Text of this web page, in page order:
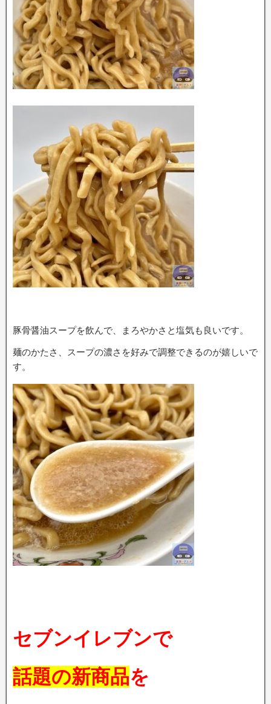
豚骨醤油スープを飲んで、まろやかさと塩気も良いです。
麺のかたさ、スープの濃さを好みで調整できるのが嬉しいで
す。
セブンイレブンで
話題の新商品を